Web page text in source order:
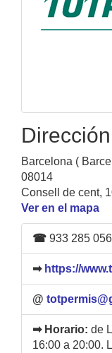
Dirección
Barcelona (
08014
Consell de cent,
Ver en el mapa
☎ 933 285 056
➡ https://
@
➡ Horario: de
16:00 a 20:00.